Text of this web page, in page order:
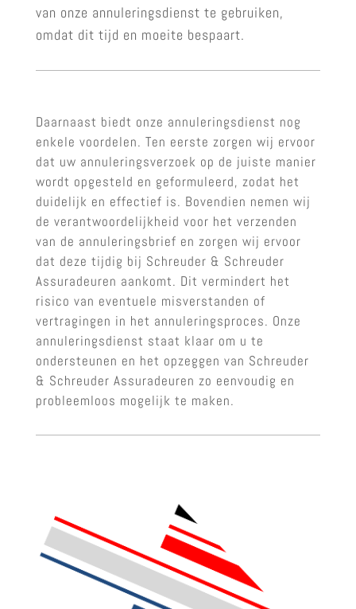
van onze annuleringsdienst te gebruiken,
omdat dit tijd en moeite bespaart.
Daarnaast biedt onze annuleringsdienst nog
enkele voordelen. Ten eerste zorgen wij ervoor
dat uw annuleringsverzoek op de juiste manier
wordt opgesteld en geformuleerd, zodat het
duidelijk en effectief is. Bovendien nemen wij
de verantwoordelijkheid voor het verzenden
van de annuleringsbrief en zorgen wij ervoor
dat deze tijdig bij Schreuder & Schreuder
Assuradeuren aankomt. Dit vermindert het
risico van eventuele misverstanden of
vertragingen in het annuleringsproces. Onze
annuleringsdienst staat klaar om u te
ondersteunen en het opzeggen van Schreuder
& Schreuder Assuradeuren zo eenvoudig en
probleemloos mogelijk te maken.